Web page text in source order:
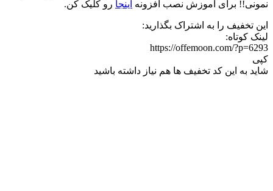
نمونی!! برای آموزش نصب افزونه اینجا رو کلیک کن.
این تخفیف را به اشتراک بگذارید:
لینک کوتاه:
https://offemoon.com/?p=6293
کپی
شاید به این کد تخفیف ها هم نیاز داشته باشید